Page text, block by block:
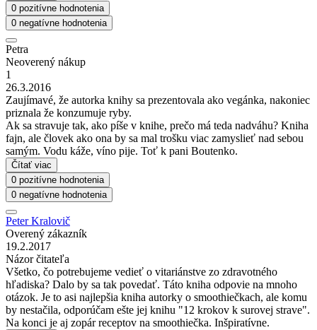
0 pozitívne hodnotenia
0 negatívne hodnotenia
Petra
Neoverený nákup
1
26.3.2016
Zaujímavé, že autorka knihy sa prezentovala ako vegánka, nakoniec
priznala že konzumuje ryby.
Ak sa stravuje tak, ako píše v knihe, prečo má teda nadváhu? Kniha
fajn, ale človek ako ona by sa mal trošku viac zamyslieť nad sebou
samým. Vodu káže, víno pije. Toť k pani Boutenko.
Čítať viac
0 pozitívne hodnotenia
0 negatívne hodnotenia
Peter Kralovič
Overený zákazník
19.2.2017
Názor čitateľa
Všetko, čo potrebujeme vedieť o vitariánstve zo zdravotného
hľadiska? Dalo by sa tak povedať. Táto kniha odpovie na mnoho
otázok. Je to asi najlepšia kniha autorky o smoothiečkach, ale komu
by nestačila, odporúčam ešte jej knihu "12 krokov k surovej strave".
Na konci je aj zopár receptov na smoothiečka. Inšpiratívne.